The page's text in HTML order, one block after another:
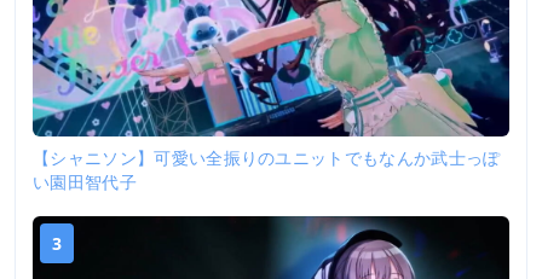
【シャニソン】可愛い全振りのユニットでもなんか武士っぽ
い園田智代子
3